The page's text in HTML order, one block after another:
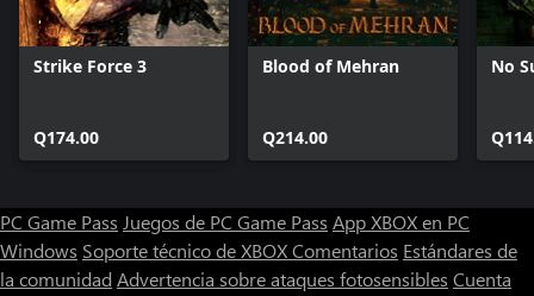
Strike Force 3
Q174.00
Blood of Mehran
Q214.00
No
PC Game Pass Juegos de PC Game Pass App XBOX en PC
Windows Soporte técnico de XBOXComentarios Estándares de
la comunidad Advertencia sobre ataques fotosensibles Cuenta